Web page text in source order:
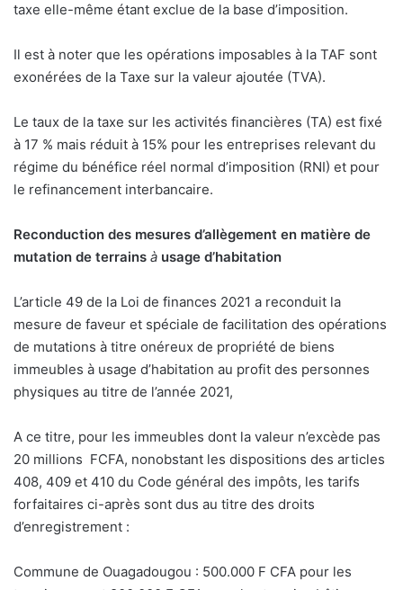
taxe elle-même étant exclue de la base d’imposition.
Il est à noter que les opérations imposables à la TAF sont
exonérées de la Taxe sur la valeur ajoutée (TVA).
Le taux de la taxe sur les activités financières (TA) est fixé
à 17 % mais réduit à 15% pour les entreprises relevant du
régime du bénéfice réel normal d’imposition (RNI) et pour
le refinancement interbancaire.
Reconduction des mesures d’allègement en matière de
mutation de terrains à usage d’habitation
L’article 49 de la Loi de finances 2021 a reconduit la
mesure de faveur et spéciale de facilitation des opérations
de mutations à titre onéreux de propriété de biens
immeubles à usage d’habitation au profit des personnes
physiques au titre de l’année 2021,
A ce titre, pour les immeubles dont la valeur n’excède pas
20 millions FCFA, nonobstant les dispositions des articles
408, 409 et 410 du Code général des impôts, les tarifs
forfaitaires ci-après sont dus au titre des droits
d’enregistrement :
Commune de Ouagadougou : 500.000 F CFA pour les